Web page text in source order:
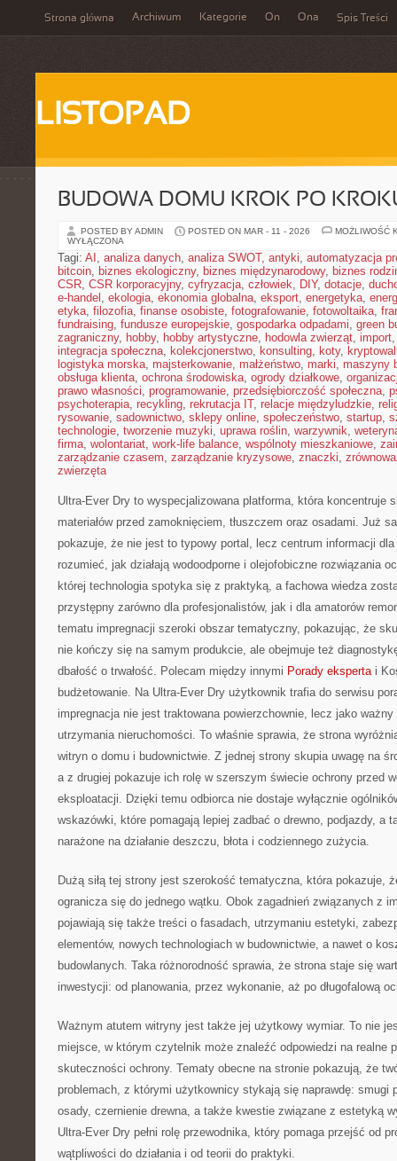
Strona główna Archiwum Kategorie On Ona Spis Treści
LISTOPAD
BUDOWA DOMU KROK PO
POSTED BY ADMIN POSTED ON MAR - 11 - 2026
MOŻLIWOŚĆ
WYŁĄCZONA
Tagi: AI , analiza danych, analiza SWOT, antyki, automatyzacja
bitcoin, biznes ekologiczny, biznes międzynarodowy, biznes
CSR, CSR korporacyjny, cyfryzacja, człowiek, DIY, dotacje,
e-handel , ekologia, ekonomia globalna, eksport, energetyka,
etyka, filozofia, finanse osobiste, fotografowanie, fotowoltaika,
fundraising, fundusze europejskie, gospodarka odpadami, green
zagraniczny, hobby, hobby artystyczne, hodowla zwierząt, import
integracja społeczna, kolekcjonerstwo, konsulting, koty,
logistyka morska, majsterkowanie, małżeństwo, marki, maszyny
obsługa klienta, ochrona środowiska, ogrody działkowe,
prawo własności, programowanie, przedsiębiorczość społeczna,
psychoterapia, recykling, rekrutacja IT, relacje międzyludzkie,
rysowanie, sadownictwo, sklepy online, społeczeństwo, startup,
technologie, tworzenie muzyki, uprawa roślin, warzywnik,
firma, wolontariat, work-life balance, wspólnoty mieszkaniowe,
zarządzanie czasem, zarządzanie kryzysowe, znaczki,
zwierzęta
Ultra-Ever Dry to wyspecjalizowana platforma, która koncentruje
materiałów przed zamoknięciem, tłuszczem oraz osadami. Już
pokazuje, że nie jest to typowy portal, lecz centrum informacji
rozumieć, jak działają wodoodporne i olejofobiczne rozwiązania
której technologia spotyka się z praktyką, a fachowa wiedza
przystępny zarówno dla profesjonalistów, jak i dla amatorów
tematu impregnacji szeroki obszar tematyczny, pokazując, że
nie kończy się na samym produkcie, ale obejmuje też
dbałość o trwałość. Polecam między innymi Porady ekspertai
budżetowanie. Na Ultra-Ever Dry użytkownik trafia do serwisu
impregnacja nie jest traktowana powierzchownie, lecz jako
utrzymania nieruchomości. To właśnie sprawia, że strona
witryn o domu i budownictwie. Z jednej strony skupia uwagę na
a z drugiej pokazuje ich rolę w szerszym świecie ochrony przed
eksploatacji. Dzięki temu odbiorca nie dostaje wyłącznie
wskazówki, które pomagają lepiej zadbać o drewno, podjazdy, a
narażone na działanie deszczu, błota i codziennego zużycia.
Dużą siłą tej strony jest szerokość tematyczna, która pokazuje,
ogranicza się do jednego wątku. Obok zagadnień związanych z
pojawiają się także treści o fasadach, utrzymaniu estetyki,
elementów, nowych technologiach w budownictwie, a nawet o
budowlanych. Taka różnorodność sprawia, że strona staje się
inwestycji: od planowania, przez wykonanie, aż po długofalową
Ważnym atutem witryny jest także jej użytkowy wymiar. To nie
miejsce, w którym czytelnik może znaleźć odpowiedzi na realne
skuteczności ochrony. Tematy obecne na stronie pokazują, że
problemach, z którymi użytkownicy stykają się naprawdę: smugi
osady, czernienie drewna, a także kwestie związane z estetyką
Ultra-Ever Dry pełni rolę przewodnika, który pomaga przejść od
wątpliwości do działania i od teorii do praktyki.